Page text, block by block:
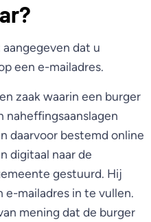
dat u
een e-mailadres.
zaak waarin een burger
naheffingsaanslagen
daarvoor bestemd online
digitaal naar de
gestuurd. Hij
mailadres in te vullen.
mening dat de burger